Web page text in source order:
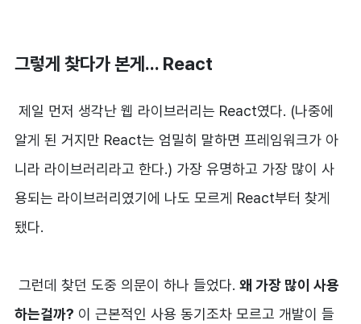
그렇게 찾다가 본게... React
제일 먼저 생각난 웹 라이브러리는 React였다. (나중에
알게 된 거지만 React는 엄밀히 말하면 프레임워크가 아
니라 라이브러리라고 한다.) 가장 유명하고 가장 많이 사
용되는 라이브러리였기에 나도 모르게 React부터 찾게
됐다.
그런데 찾던 도중 의문이 하나 들었다. 왜 가장 많이 사용
하는걸까? 이 근본적인 사용 동기조차 모르고 개발이 들